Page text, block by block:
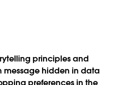
principles and
hidden in data
preferences in the